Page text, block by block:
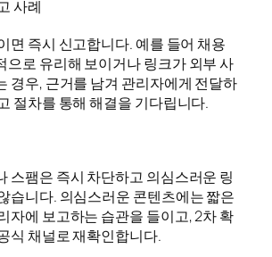
사례
면 즉시 신고합니다. 예를 들어 채용
으로 유리해 보이거나 링크가 외부 사
경우, 근거를 남겨 관리자에게 전달하
절차를 통해 해결을 기다립니다.
스팸은 즉시 차단하고 의심스러운 링
습니다. 의심스러운 콘텐츠에는 짧은
자에 보고하는 습관을 들이고, 2차 확
식 채널로 재확인합니다.